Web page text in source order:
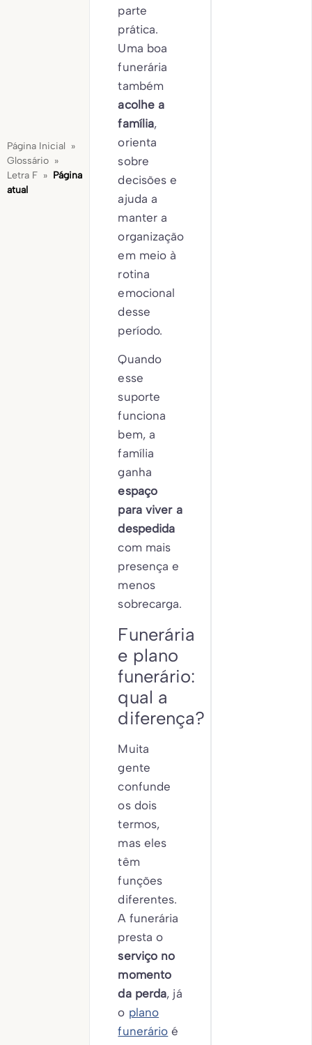
Página Inicial »
Glossário »
Letra F » Página
atual
parte
prática.
Uma boa
funerária
também
acolhe a
família,
orienta
sobre
decisões e
ajuda a
manter a
organização
em meio à
rotina
emocional
desse
período.
Quando
esse
suporte
funciona
bem, a
família
ganha
espaço
para viver a
despedida
com mais
presença e
menos
sobrecarga.
Funerária
e plano
funerário:
qual a
diferença?
Muita
gente
confunde
os dois
termos,
mas eles
têm
funções
diferentes.
A funerária
presta o
serviço no
momento
da perda, já
o plano
funerário é